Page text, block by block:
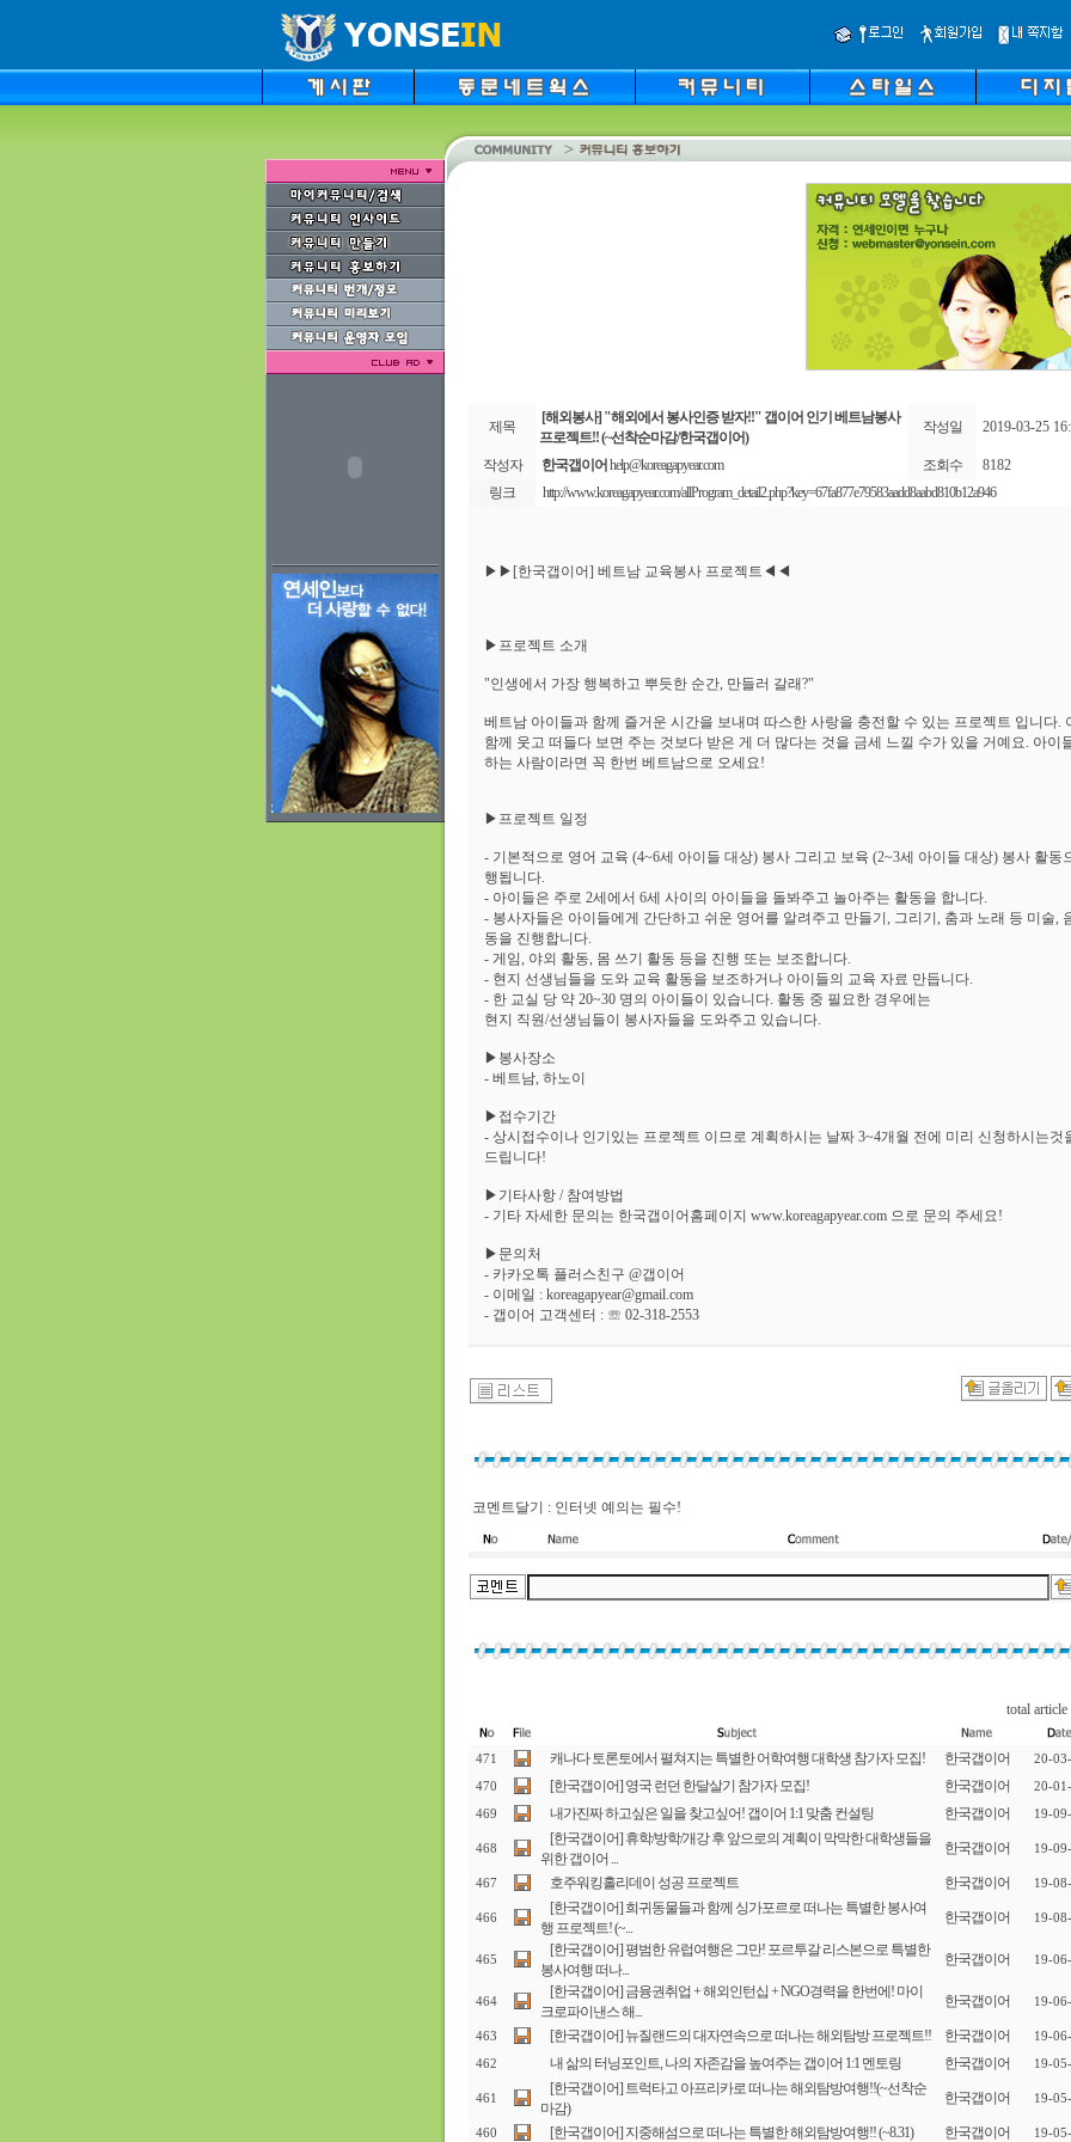
제목
[해외봉사] "해외에서 봉사인증 받자!!" 갭이어 인기 베트남봉사
프로젝트!! (~선착순마감/한국갭이어)
작성일 2019-03-25
작성자 한국갭이어 help@koreagapyear.com 조회수
8182
링크
http://www.koreagapyear.com/allProgram_detail2.php?key=67fa877e79583aadd8aabd810b12a946
▶▶[한국갭이어] 베트남 교육봉사 프로젝트◀◀
▶프로젝트 소개
"인생에서 가장 행복하고 뿌듯한 순간, 만들러 갈래?"
베트남 아이들과 함께 즐거운 시간을 보내며 따스한 사랑을 충전할 수 있는 프로젝트 입니다.
함께 웃고 떠들다 보면 주는 것보다 받은 게 더 많다는 것을 금세 느낄 수가 있을 거예요. 아이
하는 사람이라면 꼭 한번 베트남으로 오세요!
▶프로젝트 일정
- 기본적으로 영어 교육 (4~6세 아이들 대상) 봉사 그리고 보육 (2~3세 아이들 대상) 봉사 활동
행됩니다.
- 아이들은 주로 2세에서 6세 사이의 아이들을 돌봐주고 놀아주는 활동을 합니다.
- 봉사자들은 아이들에게 간단하고 쉬운 영어를 알려주고 만들기, 그리기, 춤과 노래 등 미술,
동을 진행합니다.
- 게임, 야외 활동, 몸 쓰기 활동 등을 진행 또는 보조합니다.
- 현지 선생님들을 도와 교육 활동을 보조하거나 아이들의 교육 자료 만듭니다.
- 한 교실 당 약 20~30 명의 아이들이 있습니다. 활동 중 필요한 경우에는
현지 직원/선생님들이 봉사자들을 도와주고 있습니다.
▶봉사장소
- 베트남, 하노이
▶접수기간
- 상시접수이나 인기있는 프로젝트 이므로 계획하시는 날짜 3~4개월 전에 미리 신청하시는것
드립니다!
▶기타사항 / 참여방법
- 기타 자세한 문의는 한국갭이어홈페이지 www.koreagapyear.com 으로 문의 주세요!
▶문의처
- 카카오톡 플러스친구 @갭이어
- 이메일 : koreagapyear@gmail.com
- 갭이어 고객센터 : ☏ 02-318-2553
코멘트달기 : 인터넷 예의는 필수!
total
471 캐나다 토론토에서 펼쳐지는 특별한 어학여행 대학생 참가자 모집! 한국갭이어 20-
470 [한국갭이어] 영국 런던 한달살기 참가자 모집! 한국갭이어 20-
469 내가진짜 하고싶은 일을 찾고싶어! 갭이어 1:1 맞춤 컨설팅 한국갭이어 19-
468
[한국갭이어] 휴학/방학/개강 후 앞으로의 계획이 막막한 대학생들을
위한 갭이어 ...
한국갭이어 19-
467 호주워킹홀리데이 성공 프로젝트 한국갭이어 19-
466
[한국갭이어] 희귀동물들과 함께 싱가포르로 떠나는 특별한 봉사여
행 프로젝트! (~...
한국갭이어 19-
465
[한국갭이어] 평범한 유럽여행은 그만! 포르투갈 리스본으로 특별한
봉사여행 떠나...
한국갭이어 19-
464
[한국갭이어] 금융권취업 + 해외인턴십 + NGO경력을 한번에! 마이
크로파이낸스 해...
한국갭이어 19-
463 [한국갭이어] 뉴질랜드의 대자연속으로 떠나는 해외탐방 프로젝트!! 한국갭이어 19-
462 내 삶의 터닝포인트, 나의 자존감을 높여주는 갭이어 1:1 멘토링 한국갭이어 19-
461
[한국갭이어] 트럭타고 아프리카로 떠나는 해외탐방여행!!(~선착순
마감)
한국갭이어 19-
460 [한국갭이어] 지중해섬으로 떠나는 특별한 해외탐방여행!! (~8.31) 한국갭이어 19-